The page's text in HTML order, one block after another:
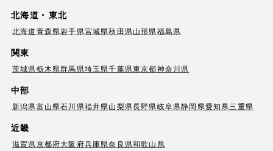
北海道・東北
北海道青森県岩手県宮城県秋田県山形県福島県
関東
茨城県栃木県群馬県埼玉県千葉県東京都神奈川県
中部
新潟県富山県石川県福井県山梨県長野県岐阜県静岡県愛知県三重県
近畿
滋賀県京都府大阪府兵庫県奈良県和歌山県